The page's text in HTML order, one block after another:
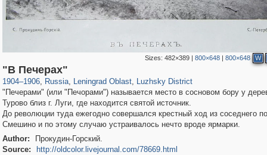
Sizes:482×389 |800×648 |800×648 W
"В Печерах"
1904–1906, Russia
1,407,293
, Leningrad Oblast
38,985
, Luzhsky District
"Печерами" (или "Печорами") называется место в сосновом бору у
Турово близ г. Луги, где находится святой источник.
До революции туда ежегодно совершался крестный ход из соседнего
Смешино и по этому случаю устраивалось нечто вроде ярмарки.
Author:
Прокудин-Горский.
Source:
http://oldcolor.livejournal.com/78669.html